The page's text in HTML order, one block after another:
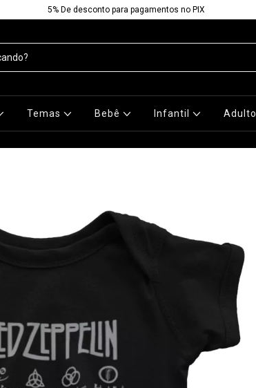
5% De desconto para pagamentos no PIX
Temas Bebê Infantil Adulto